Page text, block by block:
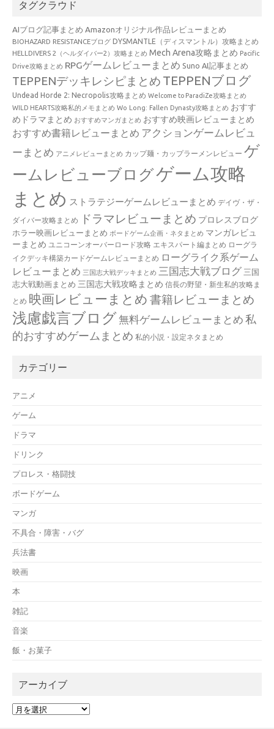
タグクラウド
AIブログ記事まとめ Amazonオリジナル作品レビューまとめ
BIOHAZARD RESISTANCEブログ DYSMANTLE（ディスマントル）攻略まとめ
HELLDIVERS 2（ヘルダイバー2）攻略まとめ Mech Arena攻略まとめ Pacific
Drive攻略まとめ RPGゲームレビューまとめ Suno AI記事まとめ
TEPPENデッキレシピまとめ TEPPENブログ
Undead Horde 2: Necropolis攻略まとめ Welcome to ParadiZe攻略まとめ
WILD HEARTS攻略私的メモまとめ Wo Long: Fallen Dynasty攻略まとめ おすす
めドラマまとめ おすすめマンガまとめ おすすめ映画レビューまとめ
おすすめ書籍レビューまとめ アクションゲームレビュ
ーまとめ アニメレビューまとめ カップ麺・カップラーメンレビュー ゲ
ームレビューブログゲーム攻略
まとめ ストラテジーゲームレビューまとめ デイヴ・ザ・
ダイバー攻略まとめ ドラマレビューまとめ プロレスブログ
ホラー映画レビューまとめ ボードゲーム企画・ネタまとめ マンガレビュ
ーまとめ ユニコーンオーバーロード攻略 エキスパート編まとめ ローグラ
イクデッキ構築カードゲームレビューまとめ ローグライク系ゲーム
レビューまとめ 三国志大戦デッキまとめ 三国志大戦ブログ 三国
志大戦動画まとめ 三国志大戦攻略まとめ 信長の野望・新生私的攻略ま
とめ 映画レビューまとめ 書籍レビューまとめ
浅慮戯言ブログ無料ゲームレビューまとめ 私
的おすすめゲームまとめ 私的小説・設定ネタまとめ
カテゴリー
アニメ
ゲーム
ドラマ
ドリンク
プロレス・格闘技
ボードゲーム
マンガ
不具合・障害・バグ
兵法書
映画
本
雑記
音楽
飯・お菓子
アーカイブ
ア